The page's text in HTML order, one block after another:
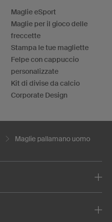
Maglie eSport
Maglie per il gioco delle
freccette
Stampa le tue magliette
Felpe con cappuccio
personalizzate
Kit di divise da calcio
Corporate Design
Maglie pallamano uomo